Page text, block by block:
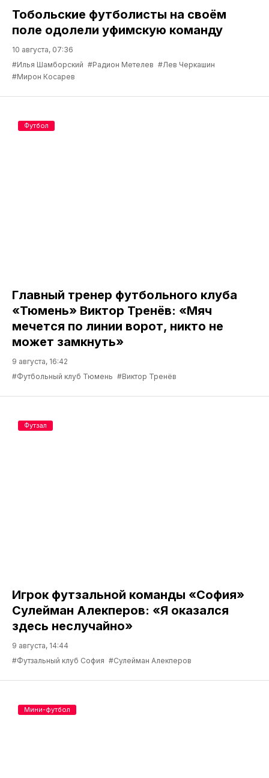
Тобольские футболисты на своём
поле одолели уфимскую команду
10 августа, 07:36
#Илья Шамборский #Радион Метелев #Лев Черкашин
#Мирон Косарев
Главный тренер футбольного клуба
«Тюмень» Виктор Тренёв: «Мяч
мечется по линии ворот, никто не
может замкнуть»
9 августа, 16:42
#Футбольный клуб Тюмень #Виктор Тренёв
Футбол
Игрок футзальной команды «София»
Сулейман Алекперов: «Я оказался
здесь неслучайно»
9 августа, 14:44
#Футзальный клуб София #Сулейман Алекперов
Футзал
Мини-футбол